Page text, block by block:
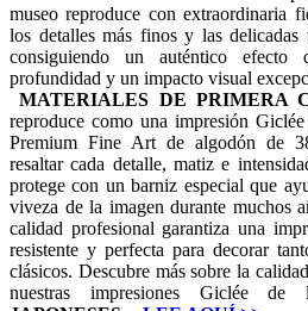
museo reproduce con extraordinaria
los detalles más finos y las
consiguiendo un auténtico
profundidad y un impacto visual
MATERIALES DE PRIMERA
reproduce como una impresión
Premium Fine Art de algodón de
resaltar cada detalle, matiz e
protege con un barniz especial que
viveza de la imagen durante muchos
calidad profesional garantiza una
resistente y perfecta para decorar
clásicos. Descubre más sobre la
nuestras impresiones Giclée